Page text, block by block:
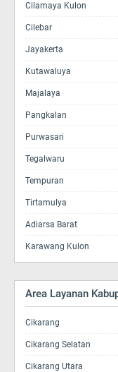
Cilamaya Kulon
Cilebar
Jayakerta
Kutawaluya
Majalaya
Pangkalan
Purwasari
Tegalwaru
Tempuran
Tirtamulya
Adiarsa Barat
Karawang Kulon
Area Layanan
Cikarang
Cikarang Selatan
Cikarang Utara